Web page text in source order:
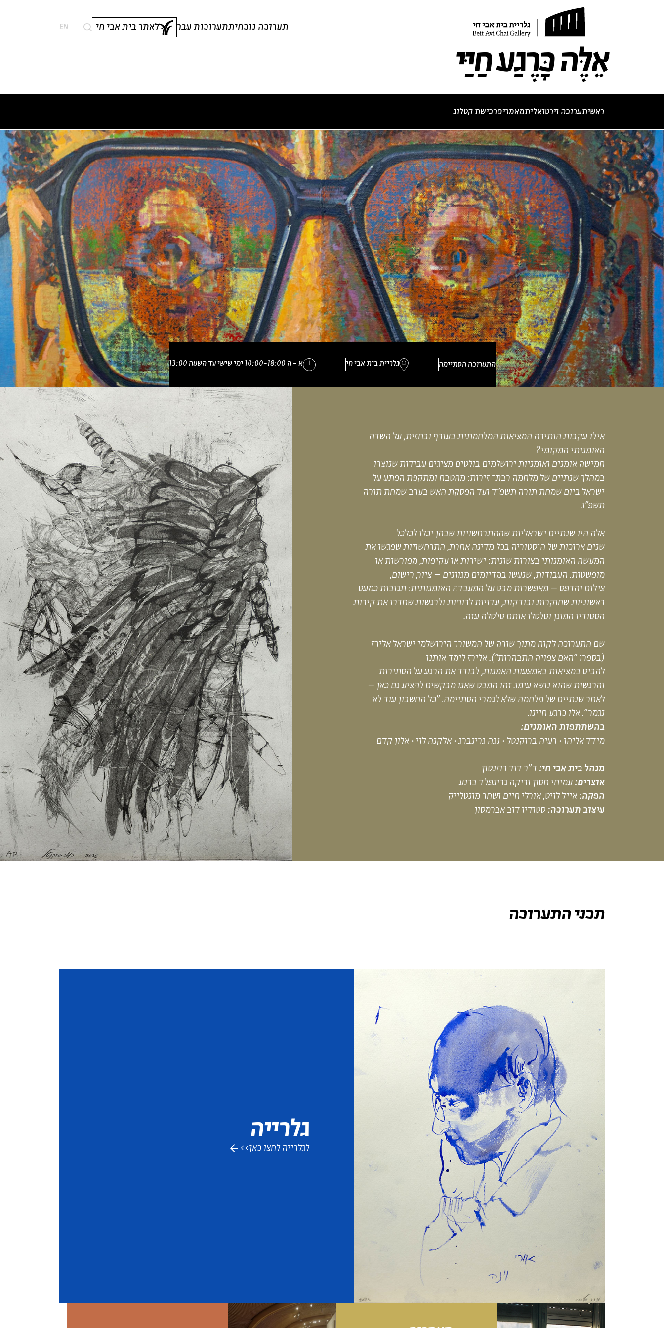
EN תערוכה נוכחיתתערוכות עבר לאתר בית אבי חי
אֵלֶּה כָּרֶגַע חַיַּי
ראשיתערוכה וירטואליתמאמריםרכישת קטלוג
התערוכה הסתיימה גלריית בית אבי חי א - ה 10:00-18:00 ימי שישי עד השעה 13:00
אילו עקבות הותירה המציאות המלחמתית בעורף ובחזית, על השדה
האומנותי המקומי?
חמישה אומנים ואומניות ירושלמים בולטים מציגים עבודות שנוצרו
במהלך שנתיים של מלחמה רבת־ זירות: מהטבח ומתקפת הפתע על
ישראל ביום שמחת תורה תשפ"ד ועד הפסקת האש בערב שמחת תורה
תשפ"ו.
אלה היו שנתיים ישראליות שההתרחשויות שבהן יכלו לכלכל
שנים ארוכות של היסטוריה בכל מדינה אחרת, התרחשויות שפגשו את
המעשה האומנותי בצורות שונות: ישירות או עקיפות, מפורשות או
מופשטות. העבודות, שנעשו במדיומים מגוונים – ציור, רישום,
צילום והדפס – מאפשרות מבט על המעבדה האומנותית: תגובות כמעט
ראשוניות שחוקרות ובודקות, עדויות לרוחות ולרגשות שחדרו את קירות
הסטודיו המוגן וטלטלו אותם טלטלה עזה.
שם התערוכה לקוח מתוך שורה של המשורר הירושלמי ישראל אלירז
(בספרו "האם צפויה התבהרות"). אלירז לימד אותנו
להביט במציאות באמצעות האמנות, לבודד את הרגע על הסתירות
והרגשות שהוא נושא עימו. זהו המבט שאנו מבקשים להציע גם כאן –
לאחר שנתיים של מלחמה שלא לגמרי הסתיימה. "כל החשבון עוד לא
נגמר". אלו כרגע חיינו.
בהשתתפות האומנים:
מידד אליהו · רעיה ברוקנטל · נגה גרינברג · אלקנה לוי · אלון קדם
מנהל בית אבי חי: ד"ר דוד רוזנסון
אוצרים: עמיחי חסון וריקה גרינפלד ברנע
הפקה: אייל לויט, אורלי חיים ושחר מונטלייק
עיצוב תערוכה: סטודיו דוב אברמסון
תכני התערוכה
גלרייה
לגלרייה לחצו כאן>>